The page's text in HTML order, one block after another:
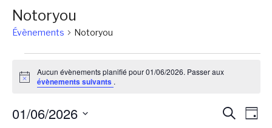
Notoryou
Évènements Notoryou
for
Notice
Aucun évènements planifié pour 01/06/2026. Passer aux
évènements suivants .
Jour
01/06/2026